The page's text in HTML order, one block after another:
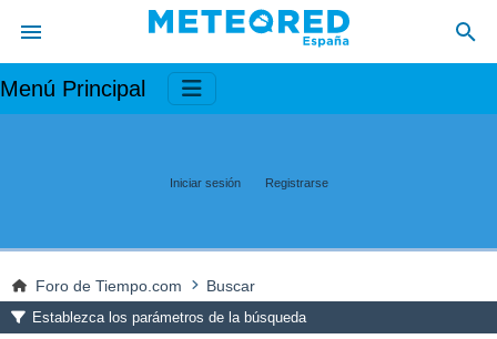
Menú Principal
Iniciar sesión Registrarse
Foro de Tiempo.com Buscar
Establezca los parámetros de la búsqueda